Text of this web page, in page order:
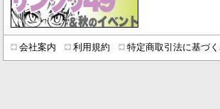
会社案内 利用規約 特定商取引法に基づ